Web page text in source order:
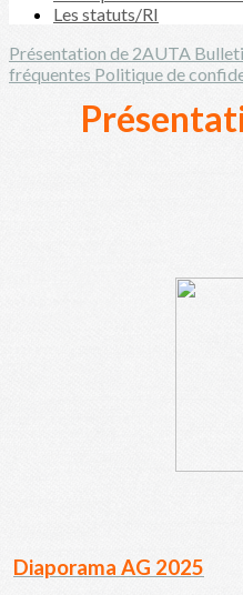
Les statuts/RI
Présentation de 2AUTA
fréquentes Politique de
Diaporama AG 2025